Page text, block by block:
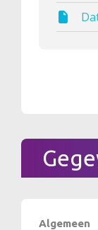
Algemeen